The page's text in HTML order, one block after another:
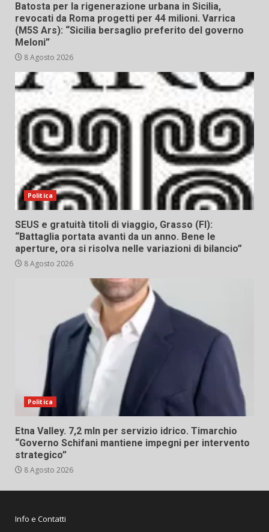
Batosta per la rigenerazione urbana in Sicilia,
revocati da Roma progetti per 44 milioni. Varrica
(M5S Ars): “Sicilia bersaglio preferito del governo
Meloni”
8 Agosto 2026
Politica
SEUS e gratuità titoli di viaggio, Grasso (FI):
“Battaglia portata avanti da un anno. Bene le
aperture, ora si risolva nelle variazioni di bilancio”
8 Agosto 2026
Politica
Etna Valley. 7,2 mln per servizio idrico. Timarchio
“Governo Schifani mantiene impegni per intervento
strategico”
8 Agosto 2026
Info e Contatti